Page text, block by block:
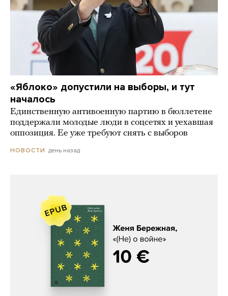
«Яблоко» допустили на выборы, и тут
началось
Единственную антивоенную партию в бюллетене
поддержали молодые люди в соцсетях и уехавшая
оппозиция. Ее уже требуют снять с выборов
НОВОСТИ день назад
Женя Бережная, «(Не) о войне»